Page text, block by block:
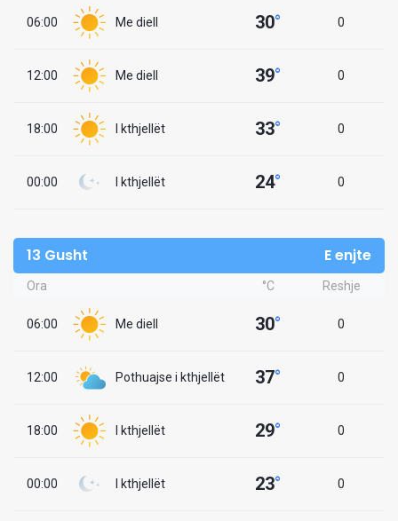
06:00 Me diell 30° 0
12:00 Me diell 39° 0
18:00 I kthjellët 33° 0
00:00 I kthjellët 24° 0
13 Gusht E enjte
Ora °C Reshje
06:00 Me diell 30° 0
12:00 Pothuajse i kthjellët 37° 0
18:00 I kthjellët 29° 0
00:00 I kthjellët 23° 0